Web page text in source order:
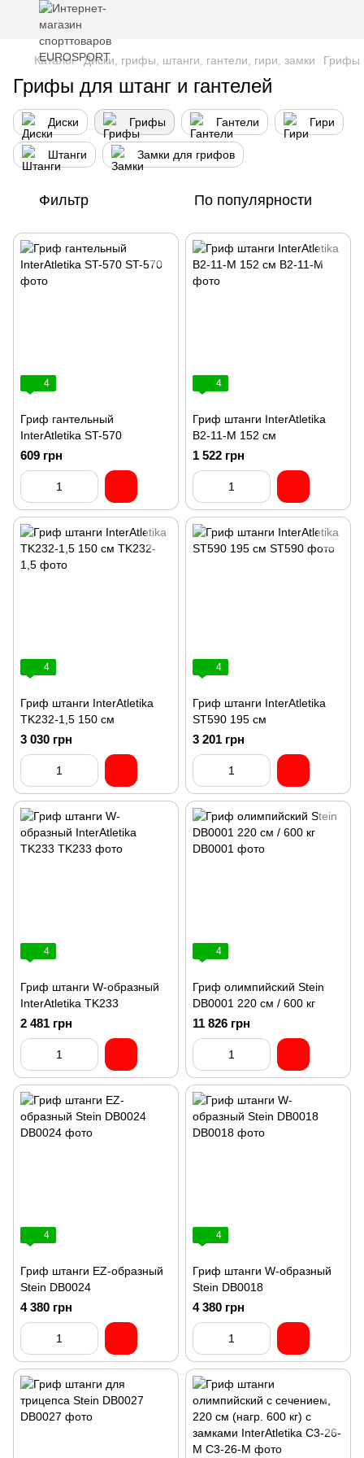
Каталог Диски, грифы, штанги, гантели, гири, замки Грифы
Грифы для штанг и гантелей
Диски Грифы Гантели Гири
Штанги Замки для грифов
Фильтр По популярности
4
Гриф гантельный
InterAtletika ST-570
609 грн
4
Гриф штанги InterAtletika
B2-11-M 152 см
1 522 грн
4
Гриф штанги InterAtletika
TK232-1,5 150 см
3 030 грн
4
Гриф штанги InterAtletika
ST590 195 см
3 201 грн
4
Гриф штанги W-образный
InterAtletika TK233
2 481 грн
4
Гриф олимпийский Stein
DB0001 220 см / 600 кг
11 826 грн
4
Гриф штанги EZ-образный
Stein DB0024
4 380 грн
4
Гриф штанги W-образный
Stein DB0018
4 380 грн